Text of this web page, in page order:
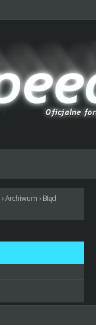
›Archiwum › Błąd